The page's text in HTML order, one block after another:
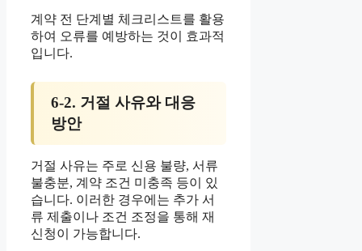
계약 전 단계별 체크리스트를 활용
하여 오류를 예방하는 것이 효과적
입니다.
6-2. 거절 사유와 대응
방안
거절 사유는 주로 신용 불량, 서류
불충분, 계약 조건 미충족 등이 있
습니다. 이러한 경우에는 추가 서
류 제출이나 조건 조정을 통해 재
신청이 가능합니다.